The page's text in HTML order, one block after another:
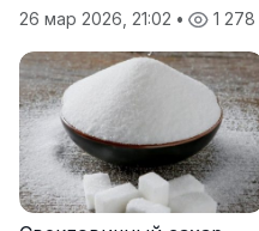
26 мар 2026, 21:02 • 1 278